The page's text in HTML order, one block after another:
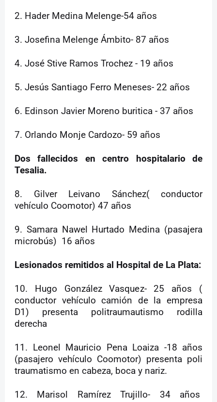
2. Hader Medina Melenge-54 años
3. Josefina Melenge Ámbito- 87 años
4. José Stive Ramos Trochez - 19 años
5. Jesús Santiago Ferro Meneses- 22 años
6. Edinson Javier Moreno buritica - 37 años
7. Orlando Monje Cardozo- 59 años
Dos fallecidos en centro hospitalario de
Tesalia.
8. Gilver Leivano Sánchez( conductor
vehículo Coomotor) 47 años
9. Samara Nawel Hurtado Medina (pasajera
microbús) 16 años
Lesionados remitidos al Hospital de La Plata:
10. Hugo González Vasquez- 25 años (
conductor vehículo camión de la empresa
D1) presenta politraumautismo rodilla
derecha
11. Leonel Mauricio Pena Loaiza -18 años
(pasajero vehículo Coomotor) presenta poli
traumatismo en cabeza, boca y nariz.
12. Marisol Ramírez Trujillo- 34 años